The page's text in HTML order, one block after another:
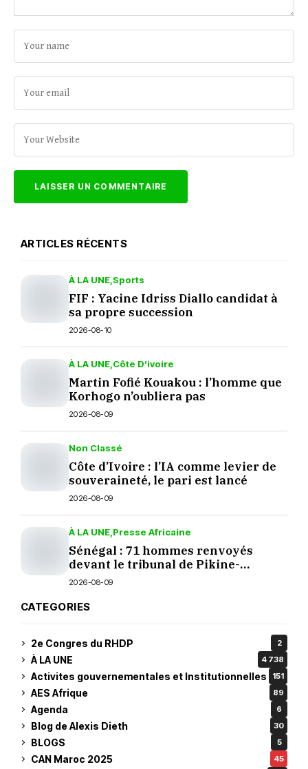
ARTICLES RÉCENTS
À LA UNE Sports
FIF : Yacine Idriss Diallo candidat à
sa propre succession
2026-08-10
À LA UNE Côte D’ivoire
Martin Fofié Kouakou : l’homme que
Korhogo n’oubliera pas
2026-08-09
Non Classé
Côte d’Ivoire : l’IA comme levier de
souveraineté, le pari est lancé
2026-08-09
À LA UNE Presse Africaine
Sénégal : 71 hommes renvoyés
devant le tribunal de Pikine-
Guédiawaye
2026-08-09
CATEGORIES
2e Congres du RHDP 2
À LA UNE 4 738
Activites gouvernementales et Institutionnelles 151
AES Afrique 89
Agenda 6
Blog de Alexis Dieth 30
BLOGS 5
CAN Maroc 2025 45